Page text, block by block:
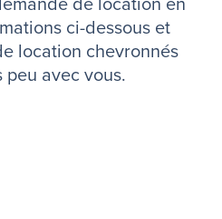
ci-dessous et
location chevronnés
avec vous.